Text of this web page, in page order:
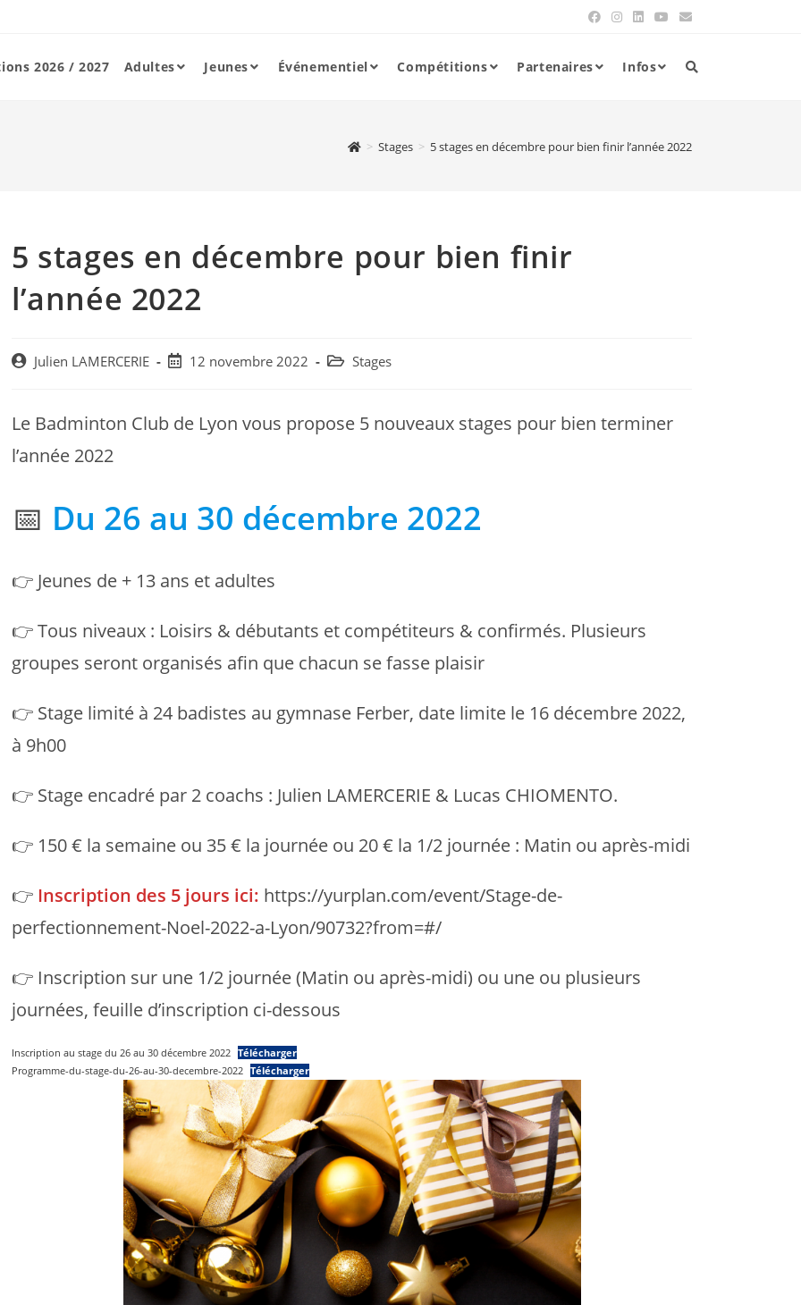
2026 / 2027 Adultes Jeunes Événementiel Compétitions Partenaires Infos
> Stages > 5 stages en décembre pour bien finir l’année 2022
5 stages en décembre pour bien finir
l’année 2022
PostJulien LAMERCERIE
Post12 novembre 2022
Post Stages
Le Badminton Club de Lyon vous propose 5 nouveaux stages pour bien terminer
l’année 2022
📅 Du 26 au 30 décembre 2022
👉 Jeunes de + 13 ans et adultes
👉 Tous niveaux : Loisirs & débutants et compétiteurs & confirmés. Plusieurs
groupes seront organisés afin que chacun se fasse plaisir
👉 Stage limité à 24 badistes au gymnase Ferber, date limite le 16 décembre 2022,
à 9h00
👉 Stage encadré par 2 coachs : Julien LAMERCERIE & Lucas CHIOMENTO.
👉 150 € la semaine ou 35 € la journée ou 20 € la 1/2 journée : Matin ou après-midi
👉 Inscription des 5 jours ici: https://yurplan.com/event/Stage-de-
perfectionnement-Noel-2022-a-Lyon/90732?from=#/
👉 Inscription sur une 1/2 journée (Matin ou après-midi) ou une ou plusieurs
journées, feuille d’inscription ci-dessous
Inscription au stage du 26 au 30 décembre 2022 Télécharger
Programme-du-stage-du-26-au-30-decembre-2022 Télécharger